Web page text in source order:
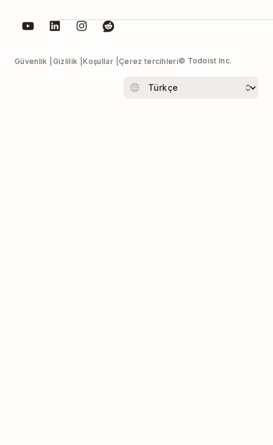
Güvenlik Gizlilik Koşullar Çerez tercihleri© Todoist Inc.